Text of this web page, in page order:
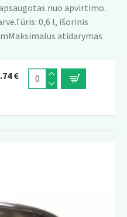
nuo apvirtimo.
0,6 l, išorinis
atidarymas
€